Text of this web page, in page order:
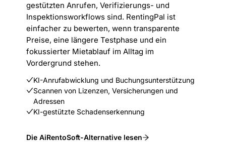
gestützten Anrufen, Verifizierungs- und
Inspektionsworkflows sind. RentingPal ist
einfacher zu bewerten, wenn transparente
Preise, eine längere Testphase und ein
fokussierter Mietablauf im Alltag im
Vordergrund stehen.
KI-Anrufabwicklung und Buchungsunterstützung
Scannen von Lizenzen, Versicherungen und
Adressen
KI-gestützte Schadenserkennung
Die AiRentoSoft-Alternative lesen